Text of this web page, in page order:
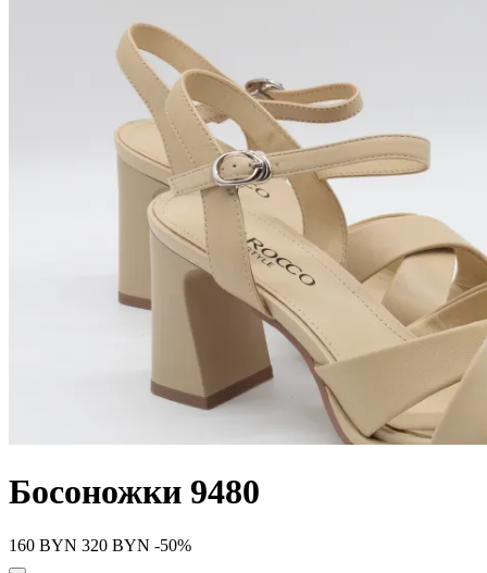
Босоножки 9480
160 BYN 320 BYN -50%